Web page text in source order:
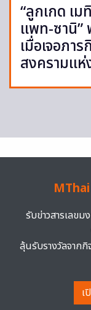
“ลูกเกด เม
แพท-ซานิ”
เมื่อเจอภา
สงครามแห่
MThai
รับข่าวสารเลขม
ลุ้นรับรางวัลจาก
เ